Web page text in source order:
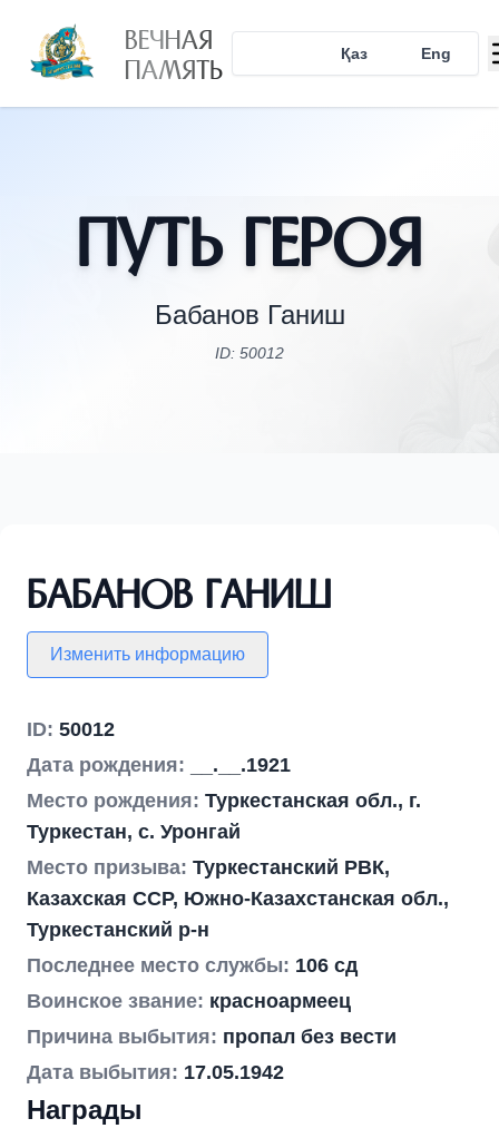
ВЕЧНАЯ
ПАМЯТЬ Қаз Eng
Путь Героя
Бабанов Ганиш
ID: 50012
Бабанов Ганиш
Изменить информацию
ID: 50012
Дата рождения:
__.__.1921
Место рождения: Туркестанская обл., г.
Туркестан, с. Уронгай
Место призыва: Туркестанский РВК,
Казахская ССР, Южно-Казахстанская обл.,
Туркестанский р-н
Последнее место службы: 106 сд
Воинское звание: красноармеец
Причина выбытия: пропал без вести
Дата выбытия: 17.05.1942
Награды